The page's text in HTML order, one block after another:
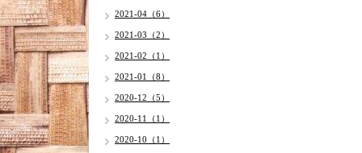
2021-04（6）
2021-03（2）
2021-02（1）
2021-01（8）
2020-12（5）
2020-11（1）
2020-10（1）